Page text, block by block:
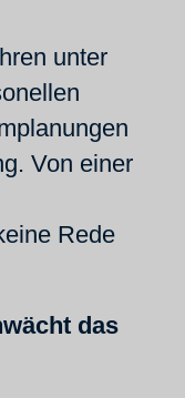
unter
Von einer
Rede
das